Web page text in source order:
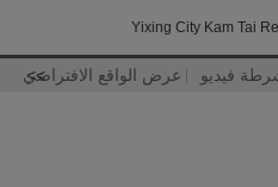
Yixing City Kam Tai
فيديو عرض الواقع الافتراضي
>>